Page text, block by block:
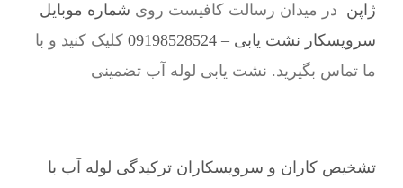
ژاپن در میدان رسالت کافیست روی شماره موبایل
سرویسکار نشت یابی – 09198528524
کلیک کنید و با
ما تماس بگیرید. نشت یابی لوله آب تضمینی
تشخیص کاران و سرویسکاران ترکیدگی لوله آب با